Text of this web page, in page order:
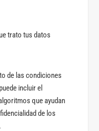
trato tus datos
de las condiciones
incluir el
que ayudan
de los